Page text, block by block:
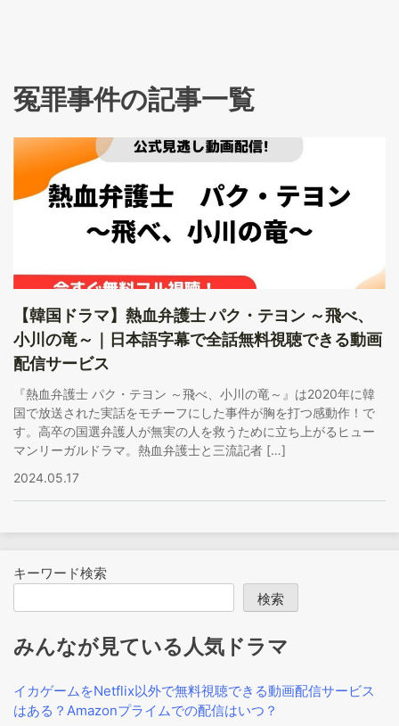
冤罪事件の記事一覧
【韓国ドラマ】熱血弁護士 パク・テヨン ～飛べ、
小川の竜～｜日本語字幕で全話無料視聴できる動画
配信サービス
『熱血弁護士 パク・テヨン ～飛べ、小川の竜～』は2020年に韓
国で放送された実話をモチーフにした事件が胸を打つ感動作！で
す。高卒の国選弁護人が無実の人を救うために立ち上がるヒュー
マンリーガルドラマ。熱血弁護士と三流記者 […]
2024.05.17
キーワード検索
検索
みんなが見ている人気ドラマ
イカゲームをNetflix以外で無料視聴できる動画配信サービス
はある？Amazonプライムでの配信はいつ？